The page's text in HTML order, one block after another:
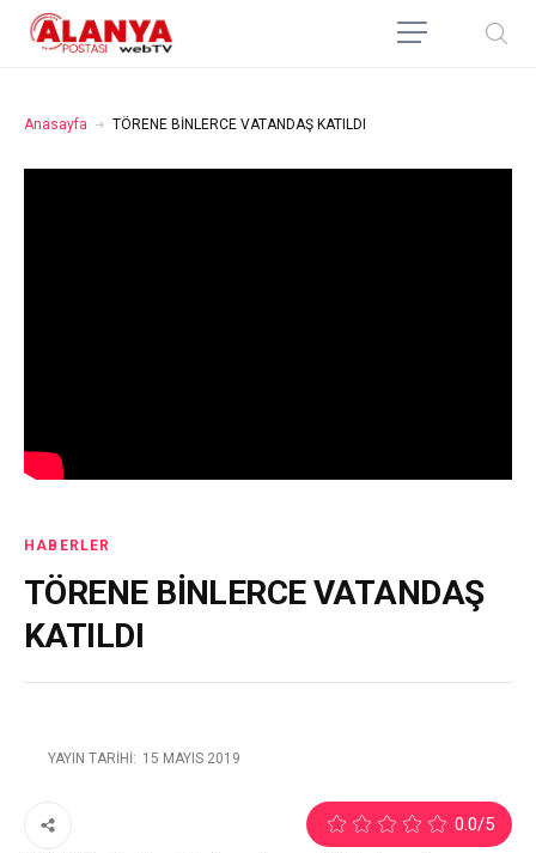
Anasayfa TÖRENE BİNLERCE VATANDAŞ KATILDI
HABERLER
TÖRENE BİNLERCE VATANDAŞ
KATILDI
YAYIN TARIHI: 15 MAYIS 2019
0.0/5